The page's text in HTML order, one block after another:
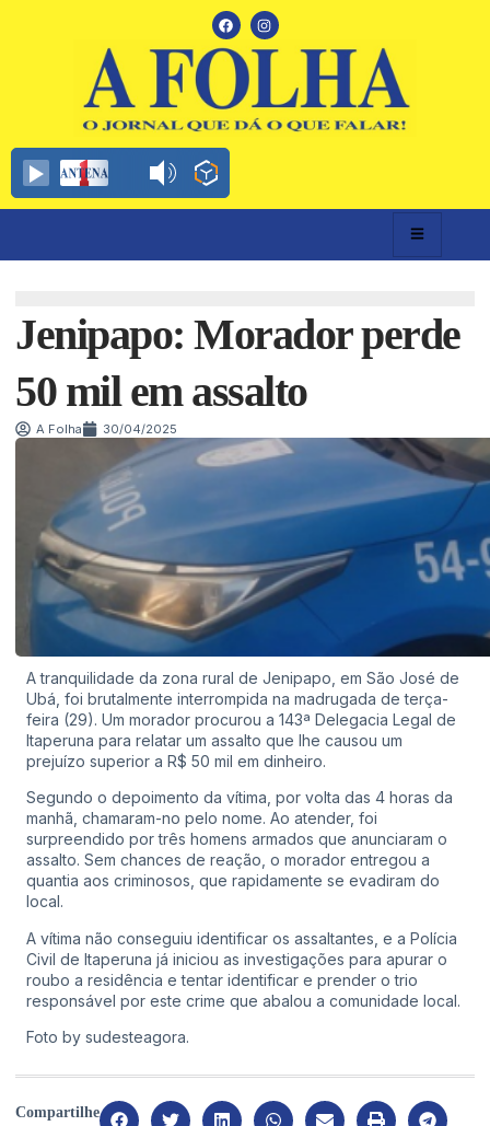
Jenipapo: Morador perde
50 mil em assalto
A Folha 30/04/2025
A tranquilidade da zona rural de Jenipapo, em São José de
Ubá, foi brutalmente interrompida na madrugada de terça-
feira (29). Um morador procurou a 143ª Delegacia Legal de
Itaperuna para relatar um assalto que lhe causou um
prejuízo superior a R$ 50 mil em dinheiro.
Segundo o depoimento da vítima, por volta das 4 horas da
manhã, chamaram-no pelo nome. Ao atender, foi
surpreendido por três homens armados que anunciaram o
assalto. Sem chances de reação, o morador entregou a
quantia aos criminosos, que rapidamente se evadiram do
local.
A vítima não conseguiu identificar os assaltantes, e a Polícia
Civil de Itaperuna já iniciou as investigações para apurar o
roubo a residência e tentar identificar e prender o trio
responsável por este crime que abalou a comunidade local.
Foto by sudesteagora.
Compartilhe